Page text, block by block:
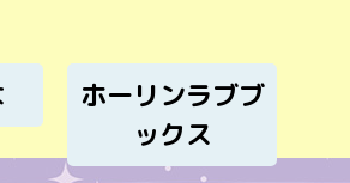
ホーリンラブブ
ックス